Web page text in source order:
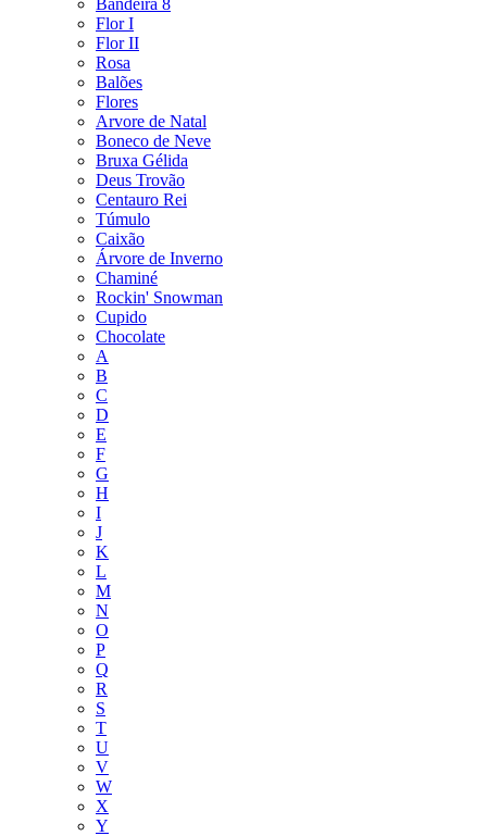
Bandeira 8
Flor I
Flor II
Rosa
Balões
Flores
Arvore de Natal
Boneco de Neve
Bruxa Gélida
Deus Trovão
Centauro Rei
Túmulo
Caixão
Árvore de Inverno
Chaminé
Rockin' Snowman
Cupido
Chocolate
A
B
C
D
E
F
G
H
I
J
K
L
M
N
O
P
Q
R
S
T
U
V
W
X
Y